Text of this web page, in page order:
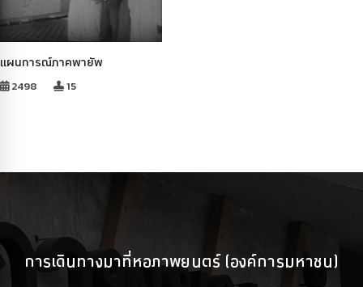
แผนการณ์ภาคพายัพ
2498 15
การเดินทางมาที่หอภาพยนตร์ (องค์การมหาชน)